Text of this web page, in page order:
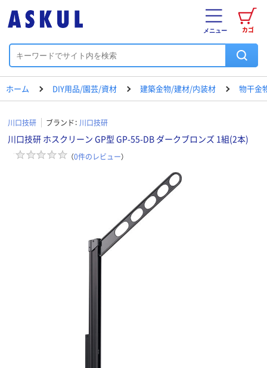
カゴ
メニュー
ホーム DIY用品/園芸/資材 建築金物/建材/内装材 物干金
川口技研 ブランド： 川口技研
川口技研 ホスクリーン GP型 GP-55-DB ダークブロンズ 1組(2本)
（0件のレビュー）